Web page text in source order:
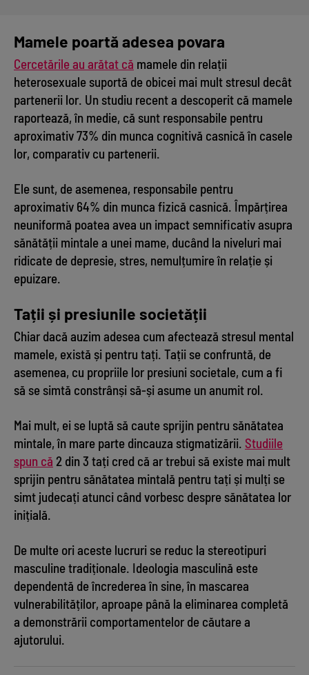
Mamele poartă adesea povara
Cercetările au arătat că mamele din relații
heterosexuale suportă de obicei mai mult stresul decât
partenerii lor. Un studiu recent a descoperit că mamele
raportează, în medie, că sunt responsabile pentru
aproximativ 73% din munca cognitivă casnică în casele
lor, comparativ cu partenerii.
Ele sunt, de asemenea, responsabile pentru
aproximativ 64% din munca fizică casnică. Împărțirea
neuniformă poatea avea un impact semnificativ asupra
sănătății mintale a unei mame, ducând la niveluri mai
ridicate de depresie, stres, nemulțumire în relație și
epuizare.
Tații și presiunile societății
Chiar dacă auzim adesea cum afectează stresul mental
mamele, există și pentru tați. Tații se confruntă, de
asemenea, cu propriile lor presiuni societale, cum a fi
să se simtă constrânși să-și asume un anumit rol.
Mai mult, ei se luptă să caute sprijin pentru sănătatea
mintale, în mare parte dincauza stigmatizării. Studiile
spun că 2 din 3 tați cred că ar trebui să existe mai mult
sprijin pentru sănătatea mintală pentru tați și mulți se
simt judecați atunci când vorbesc despre sănătatea lor
inițială.
De multe ori aceste lucruri se reduc la stereotipuri
masculine tradiționale. Ideologia masculină este
dependentă de încrederea în sine, în mascarea
vulnerabilităților, aproape până la eliminarea completă
a demonstrării comportamentelor de căutare a
ajutorului.